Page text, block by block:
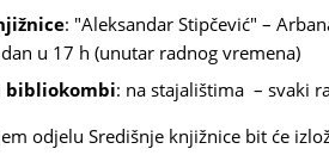
: "Aleksandar Stipčević" –
u 17 h (unutar radnog vremena)
bibliokombi: na stajalištima – svaki
odjelu Središnje knjižnice bit će